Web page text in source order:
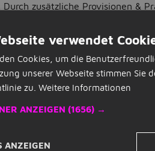
Durch zusätzliche Provisionen &
Euro in den ersten vier
Arbeitseinsatzes kannst Du
vier Wochen am Stück Zeit
Abitur, Andere,
Teilzeitjob, Nebenjob/
Zwischen 520.00€ und
Veröffentlicht am 07-07-
verwendet
Cookies, um die
unserer Webseite stimmen Sie
zu. Weitere Informationen
ANZEIGEN (1656) →
ANZEIGEN